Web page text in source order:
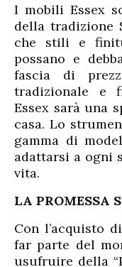
I mobili Essex
della tradizione
che stili e
possano e
fascia di
tradizionale e
Essex sarà una
casa. Lo
gamma di
adattarsi a ogni
vita.
LA PROMESSA
Con l’acquisto
far parte del
usufruire della